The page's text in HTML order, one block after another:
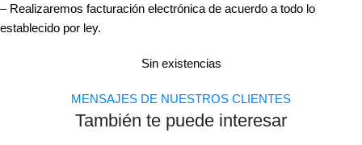
– Realizaremos facturación electrónica de acuerdo a todo lo
establecido por ley.
Sin existencias
MENSAJES DE NUESTROS CLIENTES
También te puede interesar